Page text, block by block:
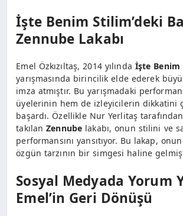
İşte Benim Stilim’deki
Zennube Lakabı
Emel Özkızıltaş, 2014 yılında İşte Benim
yarışmasında birincilik elde ederek
imza atmıştır. Bu yarışmadaki
üyelerinin hem de izleyicilerin dikkatini
başardı. Özellikle Nur Yerlitaş
takılanZennube lakabı, onun stilini ve
performansını yansıtıyor. Bu lakap,
özgün tarzının bir simgesi haline
Sosyal Medyada Yorum
Emel’in Geri Dönüşü